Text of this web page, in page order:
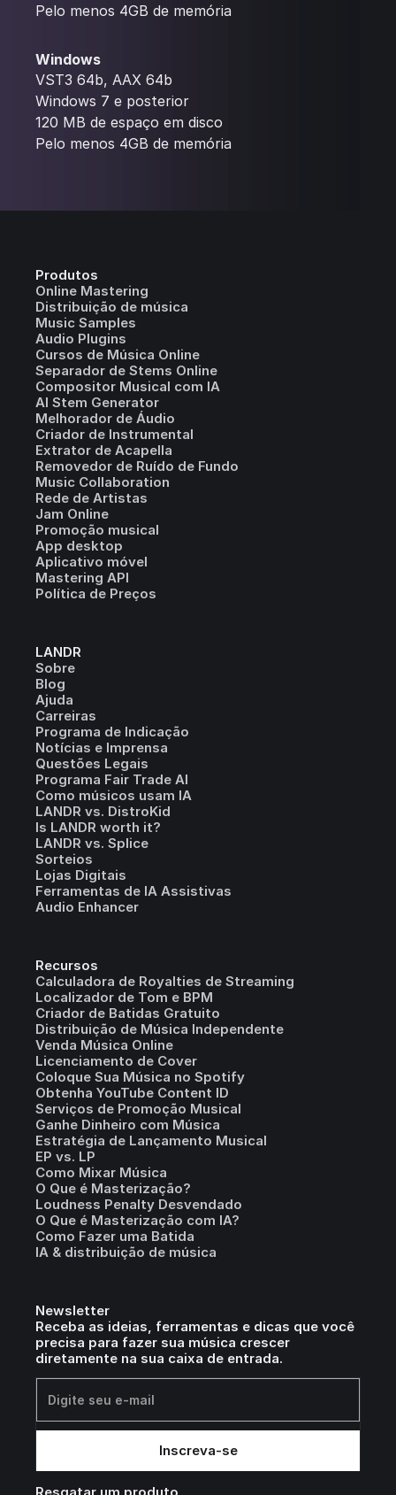
Pelo menos 4GB de memória
Windows
VST3 64b, AAX 64b
Windows 7 e posterior
120 MB de espaço em disco
Pelo menos 4GB de memória
Produtos
Online Mastering
Distribuição de música
Music Samples
Audio Plugins
Cursos de Música Online
Separador de Stems Online
Compositor Musical com IA
AI Stem Generator
Melhorador de Áudio
Criador de Instrumental
Extrator de Acapella
Removedor de Ruído de Fundo
Music Collaboration
Rede de Artistas
Jam Online
Promoção musical
App desktop
Aplicativo móvel
Mastering API
Política de Preços
LANDR
Sobre
Blog
Ajuda
Carreiras
Programa de Indicação
Notícias e Imprensa
Questões Legais
Programa Fair Trade AI
Como músicos usam IA
LANDR vs. DistroKid
Is LANDR worth it?
LANDR vs. Splice
Sorteios
Lojas Digitais
Ferramentas de IA Assistivas
Audio Enhancer
Recursos
Calculadora de Royalties de Streaming
Localizador de Tom e BPM
Criador de Batidas Gratuito
Distribuição de Música Independente
Venda Música Online
Licenciamento de Cover
Coloque Sua Música no Spotify
Obtenha YouTube Content ID
Serviços de Promoção Musical
Ganhe Dinheiro com Música
Estratégia de Lançamento Musical
EP vs. LP
Como Mixar Música
O Que é Masterização?
Loudness Penalty Desvendado
O Que é Masterização com IA?
Como Fazer uma Batida
IA & distribuição de música
Newsletter
Receba as ideias, ferramentas e dicas que você
precisa para fazer sua música crescer
diretamente na sua caixa de entrada.